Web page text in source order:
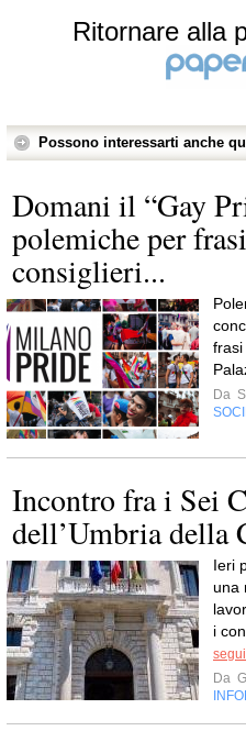
Ritornare alla
Possono interessarti anche
Domani il “Gay
polemiche per
consiglieri...
frasi
Da
Incontro fra i Sei
dell’Umbria della
Ieri
una
i
Da